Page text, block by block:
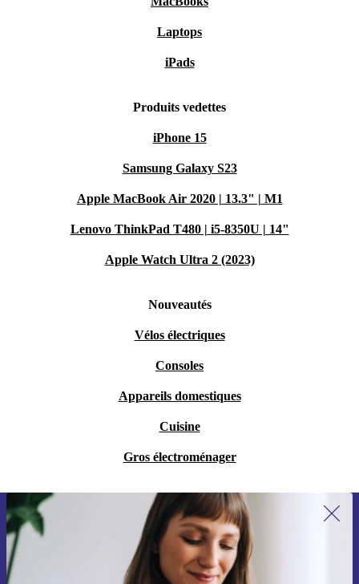
Laptops
iPads
Produits vedettes
iPhone 15
Samsung Galaxy S23
Apple MacBook Air 2020 | 13.3" | M1
Lenovo ThinkPad T480 | i5-8350U | 14"
Apple Watch Ultra 2 (2023)
Nouveautés
Vélos électriques
Consoles
Appareils domestiques
Cuisine
Gros électroménager
Recevoir offres et infos de refurbed
par mail
Ne manquez plus aucune offre.